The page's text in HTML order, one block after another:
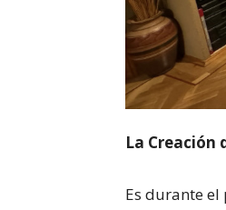
La Creación
Es durante